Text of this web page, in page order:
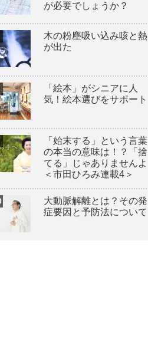
が必要でしょうか？
木の粉塵吸い込み咳と熱
が出た
「絵本」がシニアに人
気！絵本選びをサポート
「始末する」という言葉
の本当の意味は！？「捨
てる」じゃありませんよ
＜市田ひろみ連載4＞
大動脈解離とは？その発
症要因と予防法について